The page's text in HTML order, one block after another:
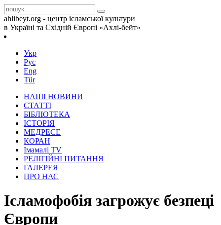
ahlibeyt.org - центр ісламської культури
в Україні та Східній Європі «Ахлі-бейт»
Укр
Рус
Eng
Tür
НАШІ НОВИНИ
СТАТТІ
БІБЛІОТЕКА
ІСТОРІЯ
МЕДРЕСЕ
КОРАН
Iмамалi TV
РЕЛІГІЙНІ ПИТАННЯ
ГАЛЕРЕЯ
ПРО НАС
Ісламофобія загрожує безпеці
Європи